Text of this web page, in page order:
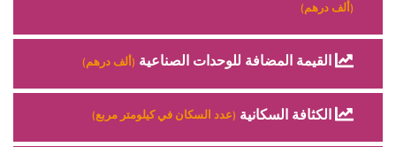
(ألف درهم)
القيمة المضافة للوحدات الصناعية (ألف درهم)
الكثافة السكانية (عدد السكان في كيلومتر مربع)